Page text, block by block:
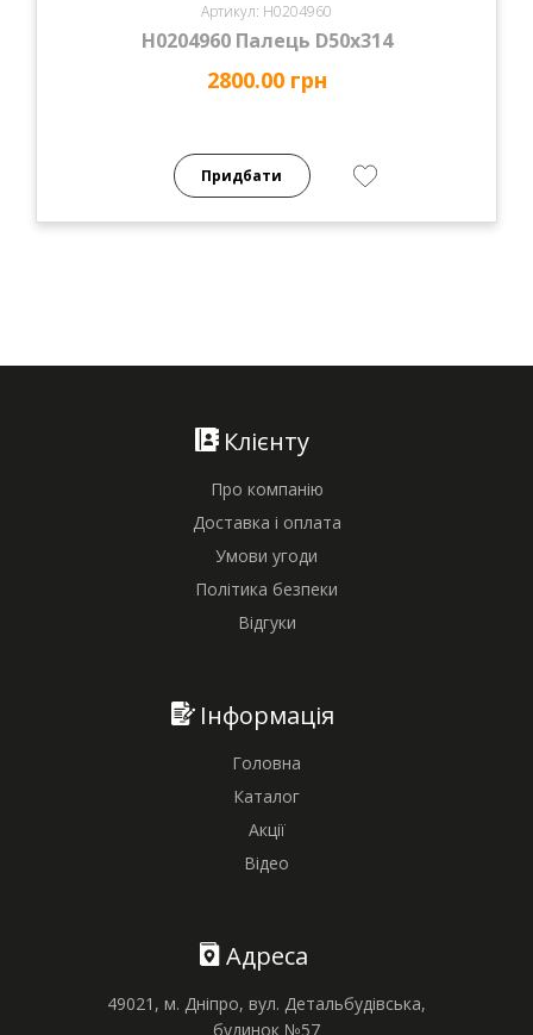
Артикул: H0204960
H0204960 Палець D50х314
2800.00 грн
Придбати
Клієнту
Про компанію
Доставка і оплата
Умови угоди
Політика безпеки
Відгуки
Інформація
Головна
Каталог
Акції
Відео
Адреса
49021, м. Дніпро, вул. Детальбудівська,
будинок №57